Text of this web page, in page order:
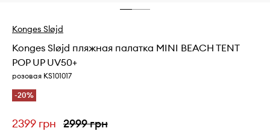
Konges Sløjd
Konges Sløjd пляжная палатка MINI BEACH TENT
POP UP UV50+
розовая KS101017
-20%
2399 грн 2999 грн